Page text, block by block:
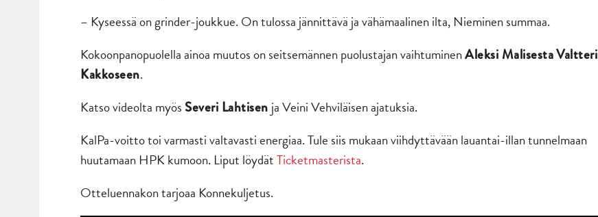
– Kyseessä on grinder-joukkue. On tulossa jännittävä ja vähämaalinen ilta, Nieminen summaa.
Kokoonpanopuolella ainoa muutos on seitsemännen puolustajan vaihtuminenAleksi MalisestaValtteri
Kakkoseen.
Katso videolta myös Severi Lahtisen ja Veini Vehviläisen ajatuksia.
KalPa-voitto toi varmasti valtavasti energiaa. Tule siis mukaan viihdyttävään lauantai-illan tunnelmaan
huutamaan HPK kumoon. Liput löydätTicketmasterista.
Otteluennakon tarjoaa Konnekuljetus.